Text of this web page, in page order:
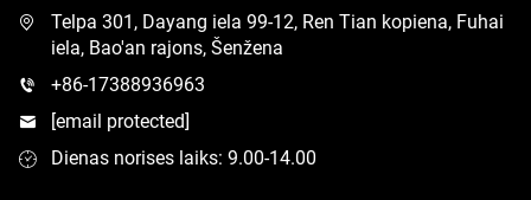
Telpa 301, Dayang iela 99-12, Ren Tian kopiena, Fuhai
iela, Bao'an rajons, Šenžena
+86-17388936963
[email protected]
Dienas norises laiks: 9.00-14.00